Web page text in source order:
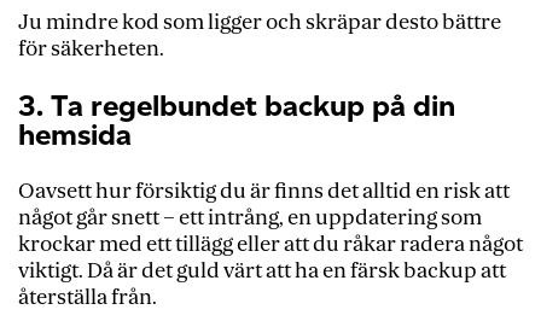
Ju mindre kod som ligger och skräpar desto bättre
för säkerheten.
3. Ta regelbundet backup på din
hemsida
Oavsett hur försiktig du är finns det alltid en risk att
något går snett – ett intrång, en uppdatering som
krockar med ett tillägg eller att du råkar radera något
viktigt. Då är det guld värt att ha en färsk backup att
återställa från.